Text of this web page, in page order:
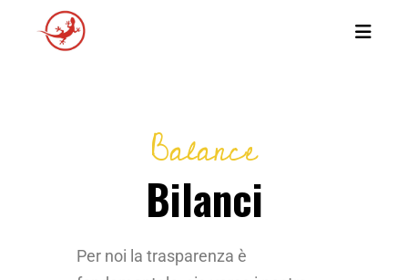
Balance
Bilanci
Per noi la trasparenza è